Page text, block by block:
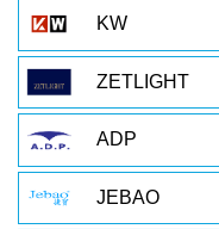
KW
ZETLIGHT
ADP
JEBAO